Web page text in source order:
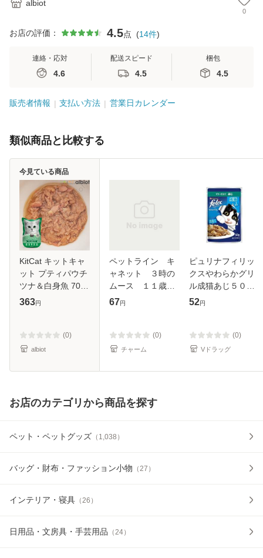
albiot
0
お店の評価： 4.5点 (14件)
連絡・応対
4.6
配送スピード
4.5
梱包
4.5
販売者情報 支払い方法 営業日カレンダー
類似商品と比較する
KitCat キットキャ
ット プティパウチ
ツナ＆白身魚 70g
[7137]
363円
(0)
albiot
今見ている商品
ペットライン キ
ャネット ３時の
ムース １１歳か
ら チーズ仕立
キャットフード
67円
(0)
チャーム
ピュリナフィリッ
クスやわらかグリ
ル成猫あじ５０ｇ/
ウェット パウチ
52円
(0)
Vドラッグ
お店のカテゴリから商品を探す
ペット・ペットグッズ （ 1,038 ）
バッグ・財布・ファッション小物 （27 ）
インテリア・寝具 （26 ）
日用品・文房具・手芸用品 （24）